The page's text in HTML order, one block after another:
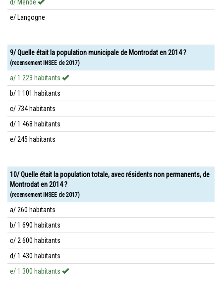
d/ Mende
e/ Langogne
9/ Quelle était la population municipale de Montrodat en 2014 ?
(recensement INSEE de 2017)
a/ 1 223 habitants
b/ 1 101 habitants
c/ 734 habitants
d/ 1 468 habitants
e/ 245 habitants
10/ Quelle était la population totale, avec résidents non permanents, de
Montrodat en 2014 ?
(recensement INSEE de 2017)
a/ 260 habitants
b/ 1 690 habitants
c/ 2 600 habitants
d/ 1 430 habitants
e/ 1 300 habitants